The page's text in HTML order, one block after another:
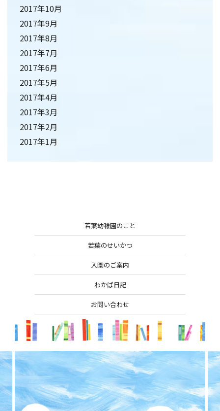
2017年10月
2017年9月
2017年8月
2017年7月
2017年6月
2017年5月
2017年4月
2017年3月
2017年2月
2017年1月
若葉幼稚園のこと
若葉のせいかつ
入園のご案内
わかば日記
お問い合わせ